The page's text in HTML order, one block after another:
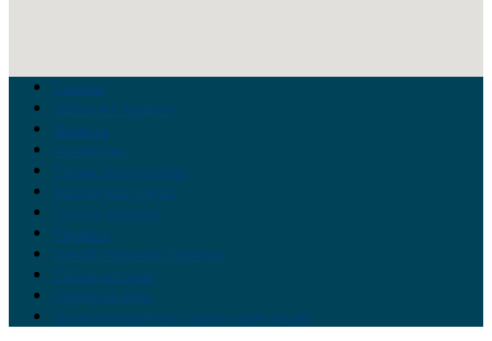
Главная
Война на Украине
Новости
Аналитика
Тайны Геополитики
Российские элиты
Теория заговора
Украина
Новый Мировой Порядок
Тайны истории
Обратная связь
Правила комментирования материалов